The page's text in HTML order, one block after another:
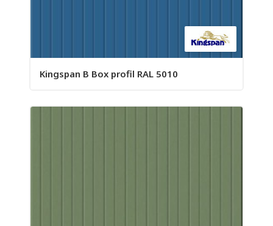
Kingspan B Box profil RAL 5010